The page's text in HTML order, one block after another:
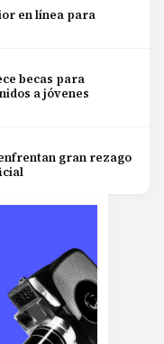
en línea para
becas para
a jóvenes
gran rezago